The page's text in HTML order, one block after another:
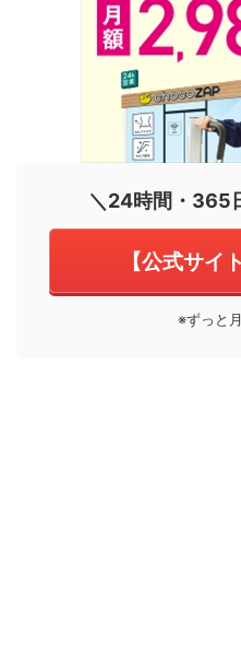
＼24時間・365
【公式サイ
※ずっと